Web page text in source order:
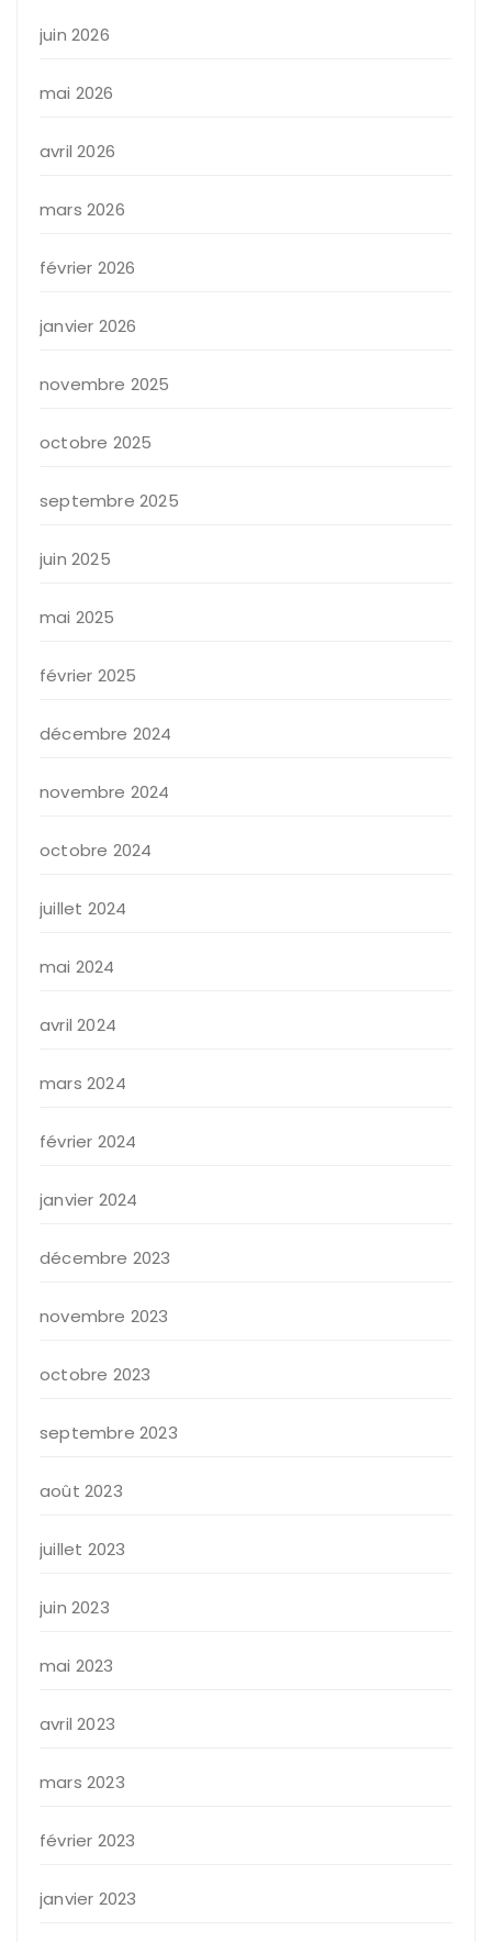
juin 2026
mai 2026
avril 2026
mars 2026
février 2026
janvier 2026
novembre 2025
octobre 2025
septembre 2025
juin 2025
mai 2025
février 2025
décembre 2024
novembre 2024
octobre 2024
juillet 2024
mai 2024
avril 2024
mars 2024
février 2024
janvier 2024
décembre 2023
novembre 2023
octobre 2023
septembre 2023
août 2023
juillet 2023
juin 2023
mai 2023
avril 2023
mars 2023
février 2023
janvier 2023